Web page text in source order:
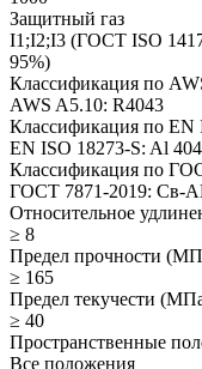
Защитный газ
I1;I2;I3 (ГОСТ ISO
95%)
Классификация по
AWS A5.10: R4043
Классификация по EN
EN ISO 18273-S: Al
Классификация по
ГОСТ 7871-2019: Св-
Относительное
≥ 8
Предел прочности
≥ 165
Предел текучести
≥ 40
Пространственные
Все положения